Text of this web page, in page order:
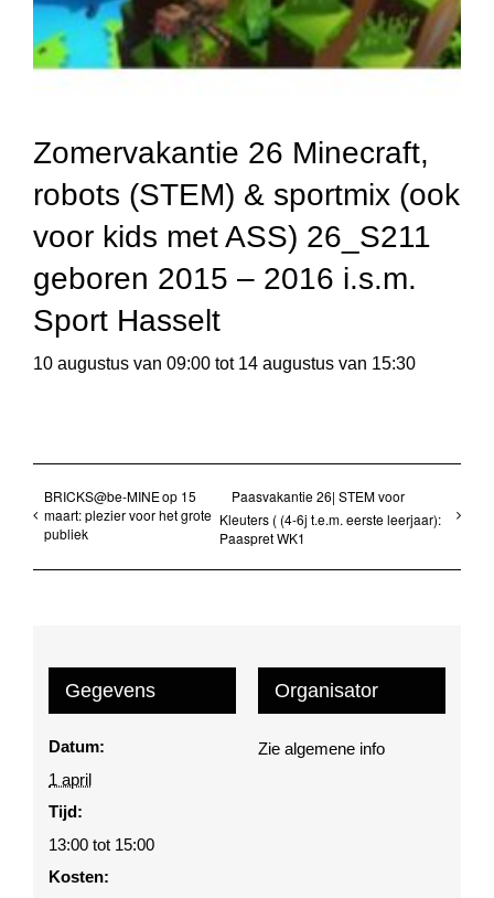
Zomervakantie 26 Minecraft,
robots (STEM) & sportmix (ook
voor kids met ASS) 26_S211
geboren 2015 – 2016 i.s.m.
Sport Hasselt
10 augustus van 09:00 tot 14 augustus van 15:30
BRICKS@be-MINE op 15
maart: plezier voor het grote
publiek
Paasvakantie 26| STEM voor
Kleuters ( (4-6j t.e.m. eerste leerjaar):
Paaspret WK1
Gegevens
Datum:
1 april
Tijd:
13:00 tot 15:00
Kosten:
Organisator
Zie algemene info